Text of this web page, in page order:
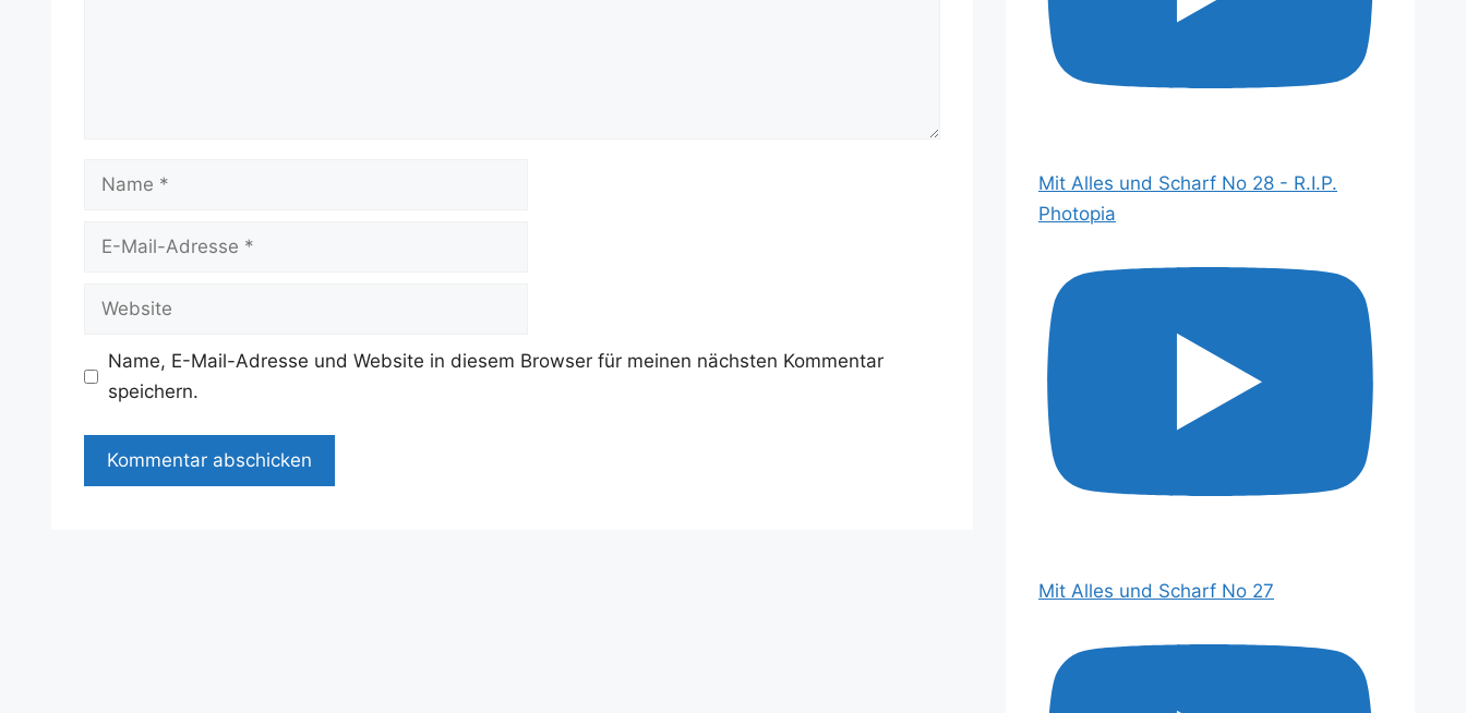
Name
Adresse
Website
Name, E-Mail-Adresse und Website in diesem Browser für meinen nächsten Kommentar
speichern.
Mit Alles und Scharf No 28 - R.I.P.
Photopia
Mit Alles und Scharf No 27